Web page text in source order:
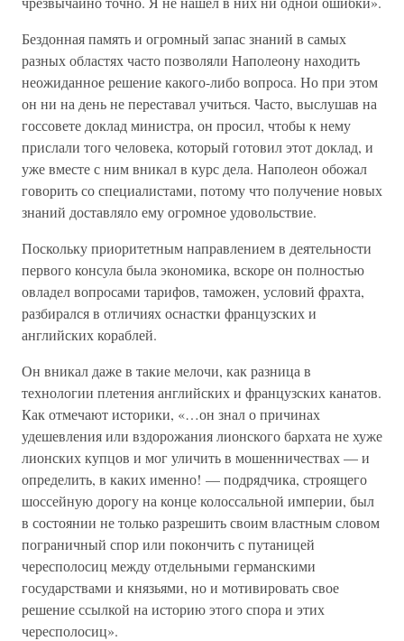
Бездонная память и огромный запас знаний в самых
разных областях часто позволяли Наполеону находить
неожиданное решение какого-либо вопроса. Но при этом
он ни на день не переставал учиться. Часто, выслушав на
госсовете доклад министра, он просил, чтобы к нему
прислали того человека, который готовил этот доклад, и
уже вместе с ним вникал в курс дела. Наполеон обожал
говорить со специалистами, потому что получение новых
знаний доставляло ему огромное удовольствие.
Поскольку приоритетным направлением в деятельности
первого консула была экономика, вскоре он полностью
овладел вопросами тарифов, таможен, условий фрахта,
разбирался в отличиях оснастки французских и
английских кораблей.
Он вникал даже в такие мелочи, как разница в
технологии плетения английских и французских канатов.
Как отмечают историки, «…он знал о причинах
удешевления или вздорожания лионского бархата не хуже
лионских купцов и мог уличить в мошенничествах — и
определить, в каких именно! — подрядчика, строящего
шоссейную дорогу на конце колоссальной империи, был
в состоянии не только разрешить своим властным словом
пограничный спор или покончить с путаницей
чересполосиц между отдельными германскими
государствами и князьями, но и мотивировать свое
решение ссылкой на историю этого спора и этих
чересполосиц».